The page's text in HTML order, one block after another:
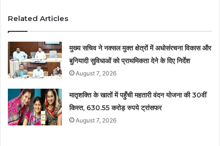
Related Articles
मुख्य सचिव ने नक्सल मुक्त क्षेत्रों में अधोसंरचना विकास और
बुनियादी सुविधाओं को प्राथमिकता देने के दिए निर्देश
August 7, 2026
मातृशक्ति के खातों में पहुँची महतारी वंदन योजना की 30वीं
किस्त, 630.55 करोड़ रुपये ट्रांसफर
August 7, 2026